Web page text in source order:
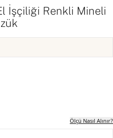
İşçiliği Renkli Mineli
Ölçü Nasıl Alınır?